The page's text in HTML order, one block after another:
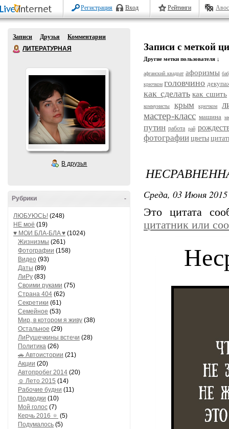
Регистрация Вход Рейтинги
Записи Друзья
Комментарии
ЛИТЕРАТУРНАЯ
В друзья
-
Рубрики
ЛЮБУЮСЬ! (248)
НЕ моё (19)
♥ МОИ БЛA-БЛA ♥ (1024)
Жизнизмы (261)
Фотографии (158)
Видео (93)
Даты (89)
ЛиРу (83)
Своими руками (75)
Страна 404 (62)
Секретики (61)
Семейное (53)
Мир, в котором я живу (38)
Остальное (29)
ЛиРушечкины встечи (28)
Политика (26)
🚗 Автоистории (21)
Акции (20)
Автопробег 2014 (20)
☺ Лето 2015 (14)
Рабочие будни (11)
Подводки (10)
Мой голос (7)
Керчь 2016 🔅 (5)
Подумалось (5)
Записи с меткой
Другие метки пользователя ↓
афганский квадрат афоризмы
крючком головчино
как сделать как сшить
коммунисты крым крючком
мастер-класс машина
путин работа рай
фотографии цветы
Среда, 03 Июня
Это цитата
цитатник или